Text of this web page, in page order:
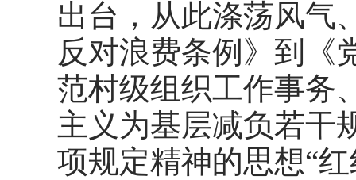
出台，从此涤荡风气
反对浪费条例》到《
范村级组织工作事务
主义为基层减负若
项规定精神的思想“